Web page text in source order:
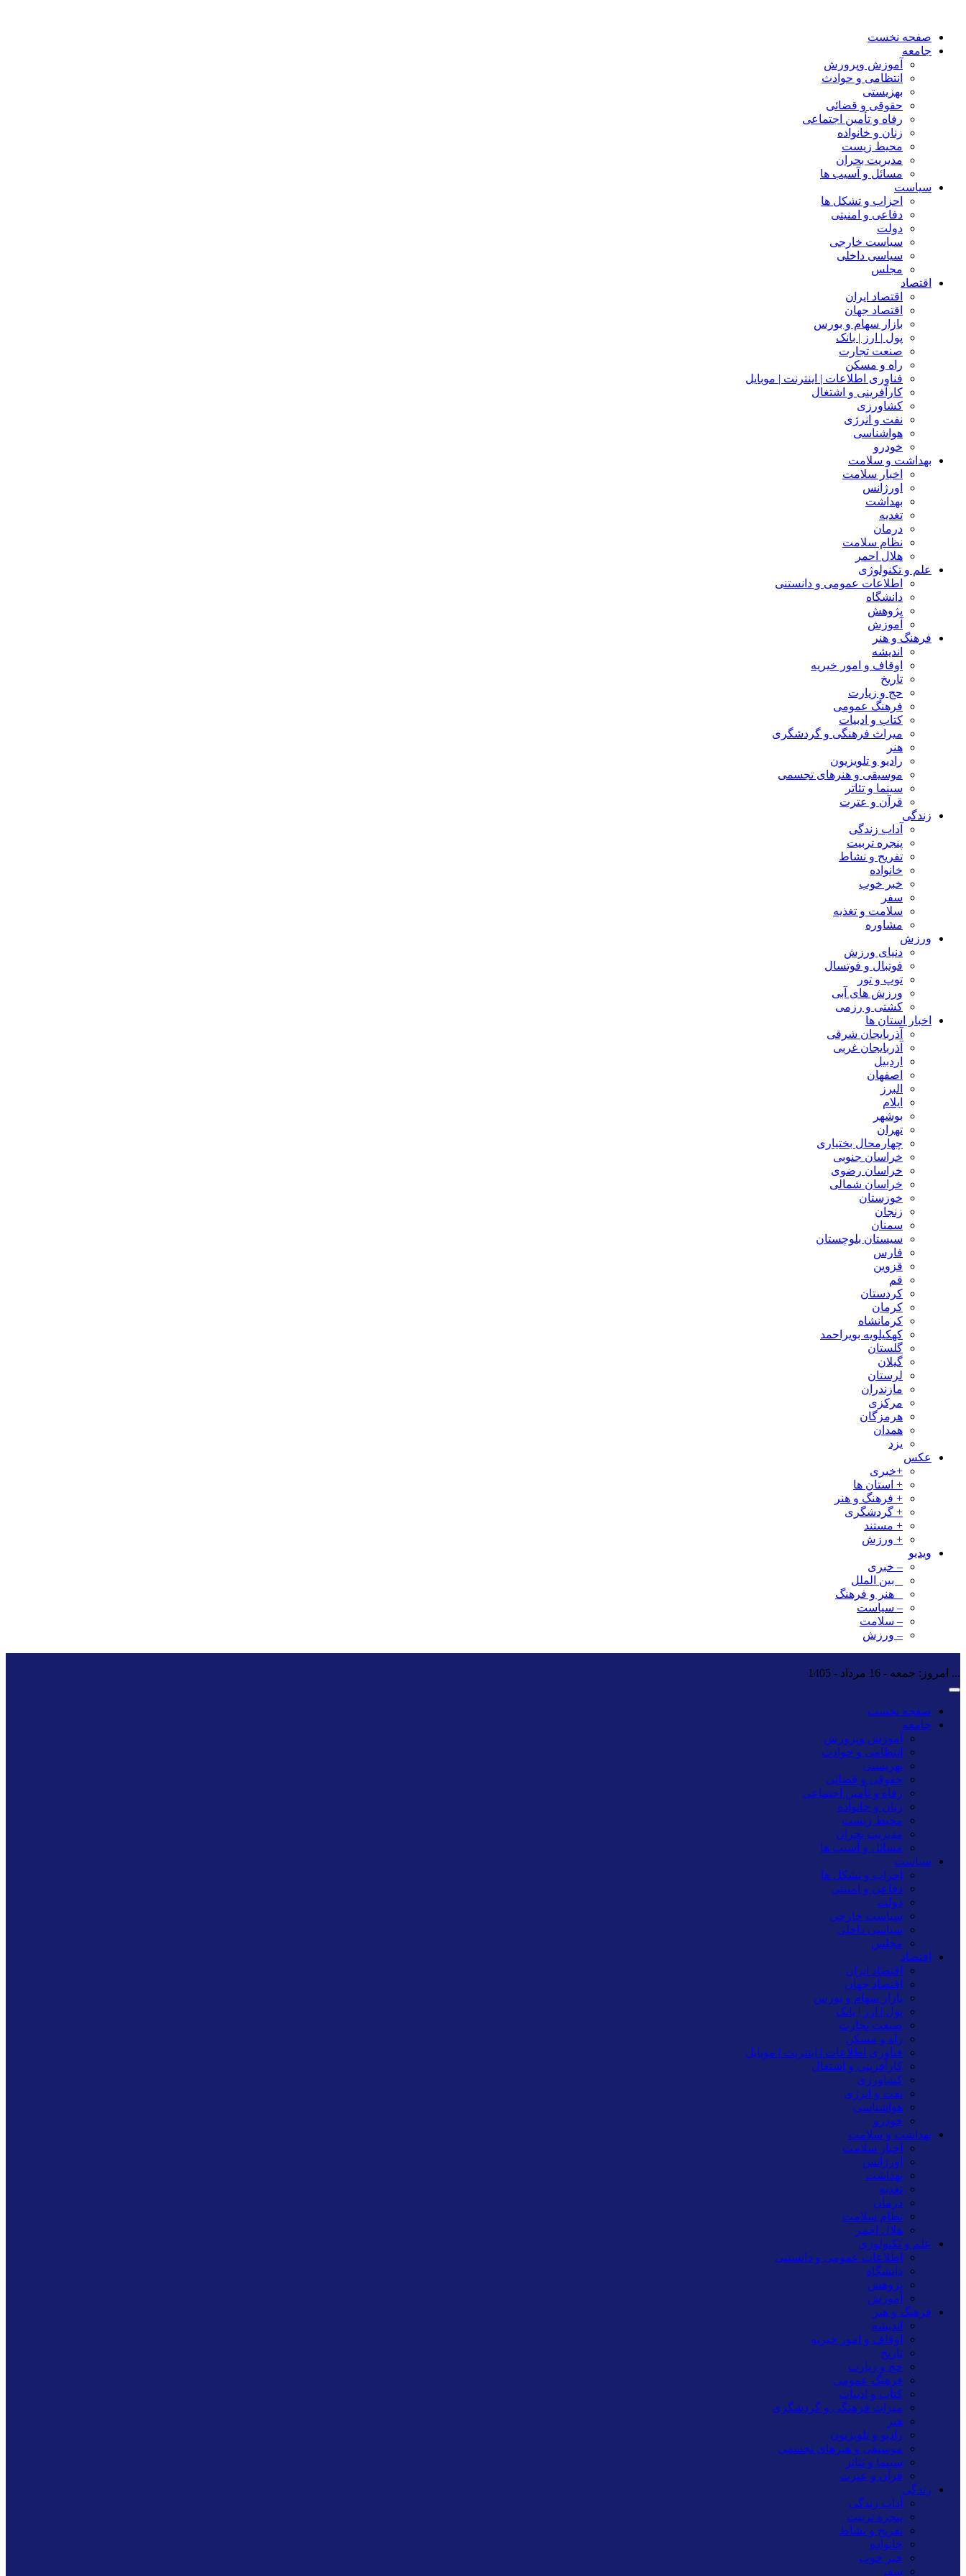
صفحه نخست
جامعه
آموزش وپرورش
انتظامی و حوادث
بهزیستی
حقوقی و قضائی
رفاه و تأمین اجتماعی
زنان و خانواده
محیط زیست
مدیریت بحران
مسائل و آسیب ها
سیاست
احزاب و تشکل ها
دفاعی و امنیتی
دولت
سیاست خارجی
سیاسی داخلی
مجلس
اقتصاد
اقتصاد ایران
اقتصاد جهان
بازار سهام و بورس
پول | ارز | بانک
صنعت تجارت
راه و مسکن
فناوری اطلاعات | اینترنت | موبایل
کارآفرینی و اشتغال
کشاورزی
نفت و انرژی
هواشناسی
خودرو
بهداشت و سلامت
اخبار سلامت
اورژانس
بهداشت
تغدیه
درمان
نظام سلامت
هلال احمر
علم و تکنولوژی
اطلاعات عمومی و دانستنی
دانشگاه
پژوهش
آموزش
فرهنگ و هنر
اندیشه
اوقاف و امور خیریه
تاریخ
حج و زیارت
فرهنگ عمومی
کتاب و ادبیات
میراث فرهنگی و گردشگری
هنر
رادیو و تلویزیون
موسیقی و هنرهای تجسمی
سینما و تئاتر
قرآن و عترت
زندگی
آداب زندگی
پنجره تربیت
تفریح و نشاط
خانواده
خبر خوب
سفر
سلامت و تغذیه
مشاوره
ورزش
دنیای ورزش
فوتبال و فوتسال
توپ و تور
ورزش های آبی
کشتی و رزمی
اخبار استان ها
آذربایجان شرقی
آذربایجان غربی
اردبیل
اصفهان
البرز
ایلام
بوشهر
تهران
چهارمحال بختیاری
خراسان جنوبی
خراسان رضوی
خراسان شمالی
خوزستان
زنجان
سمنان
سیستان بلوچستان
فارس
قزوین
قم
کردستان
کرمان
کرمانشاه
کهکیلویه بویراحمد
گلستان
گیلان
لرستان
مازندران
مرکزی
هرمزگان
همدان
یزد
عکس
+خبری
+ استان ها
+ فرهنگ و هنر
+ گردشگری
+ مستند
+ ورزش
ویدیو
– خبری
_ بین الملل
_ هنر و فرهنگ
– سیاست
– سلامت
– ورزش
... امروز: جمعه - 16 مرداد - 1405
صفحه نخست
جامعه
آموزش وپرورش
انتظامی و حوادث
بهزیستی
حقوقی و قضائی
رفاه و تأمین اجتماعی
زنان و خانواده
محیط زیست
مدیریت بحران
مسائل و آسیب ها
سیاست
احزاب و تشکل ها
دفاعی و امنیتی
دولت
سیاست خارجی
سیاسی داخلی
مجلس
اقتصاد
اقتصاد ایران
اقتصاد جهان
بازار سهام و بورس
پول | ارز | بانک
صنعت تجارت
راه و مسکن
فناوری اطلاعات | اینترنت | موبایل
کارآفرینی و اشتغال
کشاورزی
نفت و انرژی
هواشناسی
خودرو
بهداشت و سلامت
اخبار سلامت
اورژانس
بهداشت
تغدیه
درمان
نظام سلامت
هلال احمر
علم و تکنولوژی
اطلاعات عمومی و دانستنی
دانشگاه
پژوهش
آموزش
فرهنگ و هنر
اندیشه
اوقاف و امور خیریه
تاریخ
حج و زیارت
فرهنگ عمومی
کتاب و ادبیات
میراث فرهنگی و گردشگری
هنر
رادیو و تلویزیون
موسیقی و هنرهای تجسمی
سینما و تئاتر
قرآن و عترت
زندگی
آداب زندگی
پنجره تربیت
تفریح و نشاط
خانواده
خبر خوب
سفر